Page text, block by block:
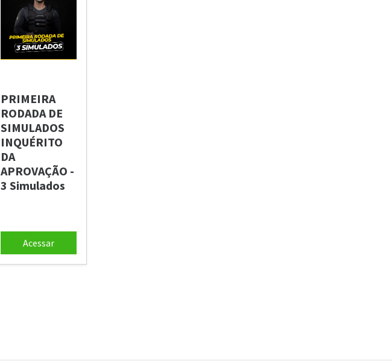
PRIMEIRA
RODADA DE
SIMULADOS
INQUÉRITO
DA
APROVAÇÃO -
3 Simulados
Acessar